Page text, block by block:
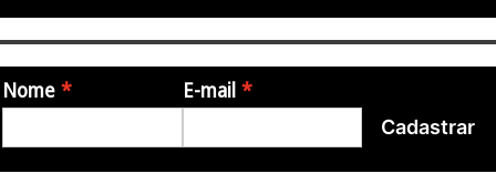
Nome E-mail
Cadastrar